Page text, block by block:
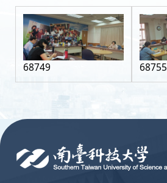
68749 68755